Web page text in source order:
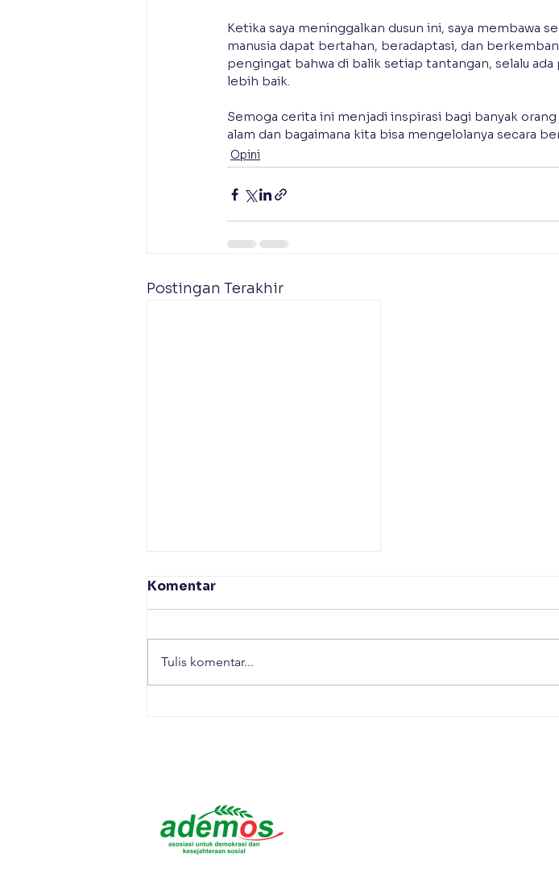
Ketika saya meninggalkan dusun ini, saya membawa
manusia dapat bertahan, beradaptasi, dan
pengingat bahwa di balik setiap tantangan, selalu
lebih baik.
Semoga cerita ini menjadi inspirasi bagi banyak
alam dan bagaimana kita bisa mengelolanya secara
Opini
Postingan Terakhir
Komentar
Tulis komentar...